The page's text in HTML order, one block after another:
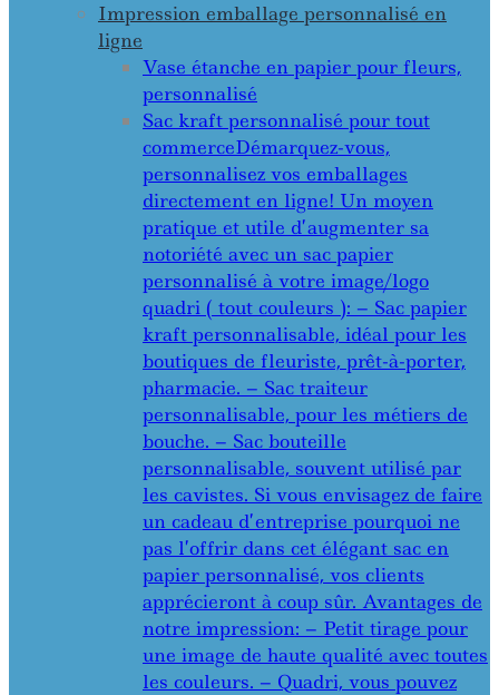
Impression emballage personnalisé en
ligne
Vase étanche en papier pour fleurs,
personnalisé
Sac kraft personnalisé pour tout
commerceDémarquez-vous,
personnalisez vos emballages
directement en ligne! Un moyen
pratique et utile d’augmenter sa
notoriété avec un sac papier
personnalisé à votre image/logo
quadri ( tout couleurs ): – Sac papier
kraft personnalisable, idéal pour les
boutiques de fleuriste, prêt-à-porter,
pharmacie. – Sac traiteur
personnalisable, pour les métiers de
bouche. – Sac bouteille
personnalisable, souvent utilisé par
les cavistes. Si vous envisagez de faire
un cadeau d’entreprise pourquoi ne
pas l’offrir dans cet élégant sac en
papier personnalisé, vos clients
apprécieront à coup sûr. Avantages de
notre impression: – Petit tirage pour
une image de haute qualité avec toutes
les couleurs. – Quadri, vous pouvez